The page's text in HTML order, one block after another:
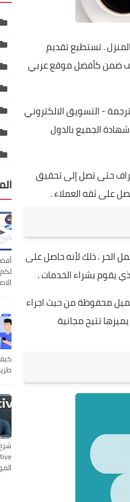
الربح من خلال المنزل . تستطيع تقديم
ضمن كأفضل موقع عربي
- التسويق الالكتروني
% ذلك وفق تجربة الاخرين و شهادة الجميع بالدول
حتى تصل إلى تحقيق
الحر . ذلك لأنه حاصل على
محفوظة من حيث اجراء
تتيح مجانية